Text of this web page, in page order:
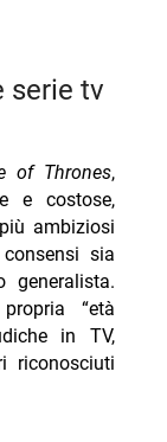
of Thrones,
e costose,
ambiziosi
sia
“età
in TV,
riconosciuti